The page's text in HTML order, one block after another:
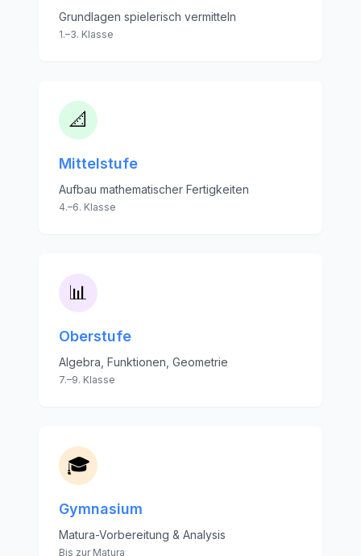
Grundlagen spielerisch vermitteln
1.–3. Klasse
📐
Mittelstufe
Aufbau mathematischer Fertigkeiten
4.–6. Klasse
📊
Oberstufe
Algebra, Funktionen, Geometrie
7.–9. Klasse
🎓
Gymnasium
Matura-Vorbereitung & Analysis
Bis zur Matura